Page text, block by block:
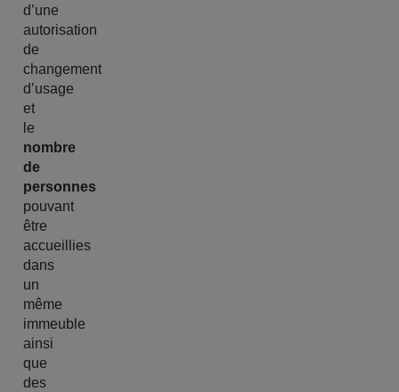
d’une
autorisation
de
changement
d’usage
et
le
nombre
de
personnes
pouvant
être
accueillies
dans
un
même
immeuble
ainsi
que
des